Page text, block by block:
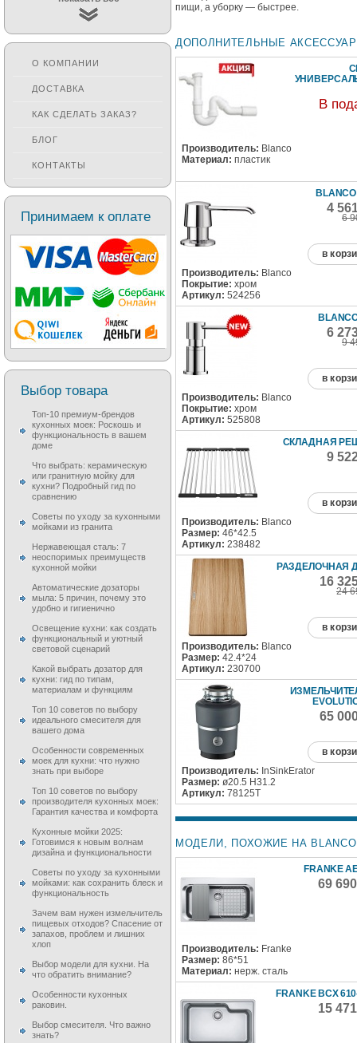
пищи, а уборку — быстрее.
ДОПОЛНИТЕЛЬНЫЕ
В
Производитель: Blanco
Материал: пластик
4
6
в
Производитель: Blanco
Покрытие: хром
Артикул: 524256
6
9
в
Производитель: Blanco
Покрытие: хром
Артикул: 525808
СКЛАДНАЯ
9
в
Производитель: Blanco
Размер: 46*42.5
Артикул: 238482
РАЗДЕЛОЧНАЯ
16
24
в
Производитель: Blanco
Размер: 42.4*24
Артикул: 230700
65
в
Производитель: InSinkErator
Размер: ø20.5 H31.2
Артикул: 78125T
МОДЕЛИ, ПОХОЖИЕ НА BLANCO
FRANKE
69
Производитель: Franke
Размер: 86*51
Материал: нерж. сталь
FRANKE BCX
15
О КОМПАНИИ
ДОСТАВКА
КАК СДЕЛАТЬ ЗАКАЗ?
БЛОГ
КОНТАКТЫ
Принимаем к оплате
Выбор товара
Топ-10 премиум-брендов
кухонных моек: Роскошь и
функциональность в вашем
доме
Что выбрать: керамическую
или гранитную мойку для
кухни? Подробный гид по
сравнению
Советы по уходу за кухонными
мойками из гранита
Нержавеющая сталь: 7
неоспоримых преимуществ
кухонной мойки
Автоматические дозаторы
мыла: 5 причин, почему это
удобно и гигиенично
Освещение кухни: как создать
функциональный и уютный
световой сценарий
Какой выбрать дозатор для
кухни: гид по типам,
материалам и функциям
Топ 10 советов по выбору
идеального смесителя для
вашего дома
Особенности современных
моек для кухни: что нужно
знать при выборе
Топ 10 советов по выбору
производителя кухонных моек:
Гарантия качества и комфорта
Кухонные мойки 2025:
Готовимся к новым волнам
дизайна и функциональности
Советы по уходу за кухонными
мойками: как сохранить блеск и
функциональность
Зачем вам нужен измельчитель
пищевых отходов? Спасение от
запахов, проблем и лишних
хлоп
Выбор модели для кухни. На
что обратить внимание?
Особенности кухонных
раковин.
Выбор смесителя. Что важно
знать?